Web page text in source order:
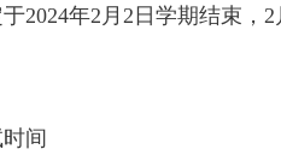
年2月2日学期结束，2
间